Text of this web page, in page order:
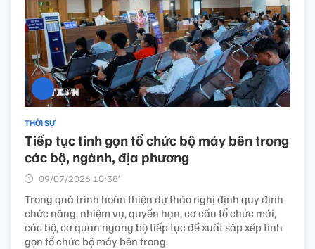
THỜI SỰ
Tiếp tục tinh gọn tổ chức bộ máy bên trong
các bộ, ngành, địa phương
09/07/2026 10:38’
Trong quá trình hoàn thiện dự thảo nghị định quy định
chức năng, nhiệm vụ, quyền hạn, cơ cấu tổ chức mới,
các bộ, cơ quan ngang bộ tiếp tục đề xuất sắp xếp tinh
gọn tổ chức bộ máy bên trong.